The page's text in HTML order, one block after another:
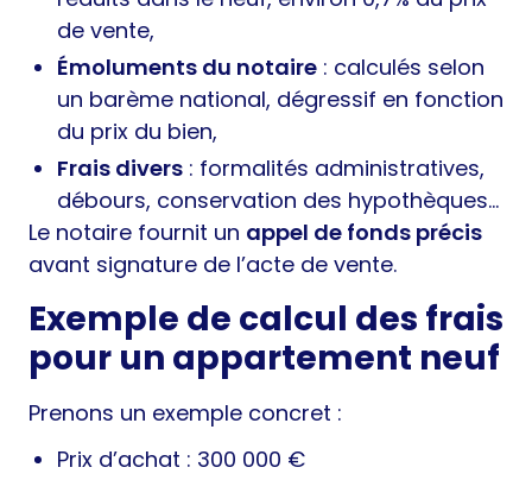
de vente,
Émoluments du notaire : calculés selon
un barème national, dégressif en fonction
du prix du bien,
Frais divers : formalités administratives,
débours, conservation des hypothèques…
Le notaire fournit un appel de fonds précis
avant signature de l’acte de vente.
Exemple de calcul des frais
pour un appartement neuf
Prenons un exemple concret :
Prix d’achat : 300 000 €